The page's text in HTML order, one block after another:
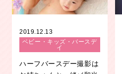
2019.12.13
ベビー・キッズ・バースデ
イ
ハーフバースデー撮影は